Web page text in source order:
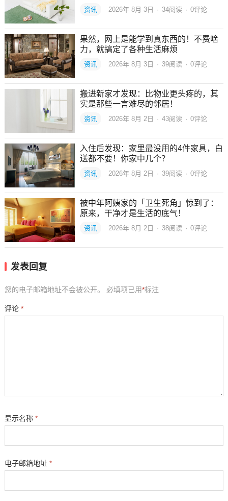
资讯 2026年 8月 3日 · 34阅读 · 0评论
果然，网上是能学到真东西的！不费啥
力，就搞定了各种生活麻烦
资讯 2026年 8月 3日 · 39阅读 · 0评论
搬进新家才发现：比物业更头疼的，其
实是那些一言难尽的邻居！
资讯 2026年 8月 2日 · 43阅读 · 0评论
入住后发现：家里最没用的4件家具，白
送都不要！你家中几个？
资讯 2026年 8月 2日 · 39阅读 · 0评论
被中年阿姨家的「卫生死角」惊到了：
原来，干净才是生活的底气！
资讯 2026年 8月 2日 · 38阅读 · 0评论
发表回复
您的电子邮箱地址不会被公开。 必填项已用*标注
评论 *
显示名称 *
电子邮箱地址 *